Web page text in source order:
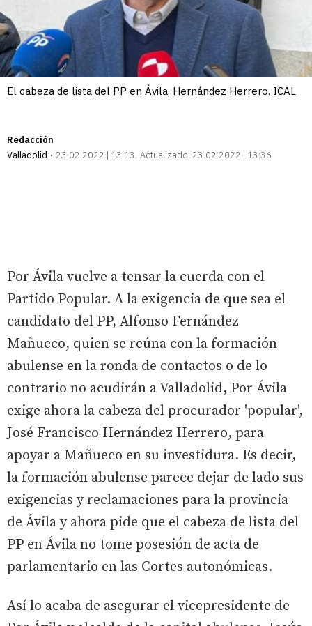
El cabeza de lista del PP en Ávila, Hernández Herrero. ICAL
Redacción
Valladolid
23.02.2022 | 13:13 Actualizado: 23.02.2022 | 13:36
Por Ávila vuelve a tensar la cuerda con el
Partido Popular. A la exigencia de que sea el
candidato del PP, Alfonso Fernández
Mañueco, quien se reúna con la formación
abulense en la ronda de contactos o de lo
contrario no acudirán a Valladolid, Por Ávila
exige ahora la cabeza del procurador 'popular',
José Francisco Hernández Herrero, para
apoyar a Mañueco en su investidura. Es decir,
la formación abulense parece dejar de lado sus
exigencias y reclamaciones para la provincia
de Ávila y ahora pide que el cabeza de lista del
PP en Ávila no tome posesión de acta de
parlamentario en las Cortes autonómicas.
Así lo acaba de asegurar el vicepresidente de